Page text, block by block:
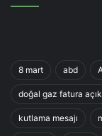
8 mart abd
doğal gaz fatura
kutlama mesajı